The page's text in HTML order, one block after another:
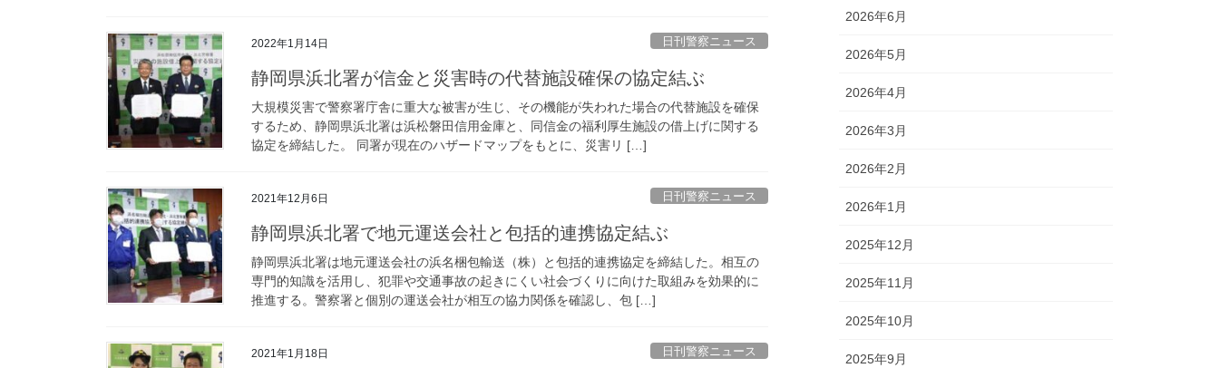
2022年1月14日 日刊警察ニュース
静岡県浜北署が信金と災害時の代替施設確保の協定結ぶ
大規模災害で警察署庁舎に重大な被害が生じ、その機能が失われた場合の代替施設を確保
するため、静岡県浜北署は浜松磐田信用金庫と、同信金の福利厚生施設の借上げに関する
協定を締結した。 同署が現在のハザードマップをもとに、災害リ […]
2021年12月6日 日刊警察ニュース
静岡県浜北署で地元運送会社と包括的連携協定結ぶ
静岡県浜北署は地元運送会社の浜名梱包輸送（株）と包括的連携協定を締結した。相互の
専門的知識を活用し、犯罪や交通事故の起きにくい社会づくりに向けた取組みを効果的に
推進する。警察署と個別の運送会社が相互の協力関係を確認し、包 […]
2021年1月18日 日刊警察ニュース
2026年6月
2026年5月
2026年4月
2026年3月
2026年2月
2026年1月
2025年12月
2025年11月
2025年10月
2025年9月